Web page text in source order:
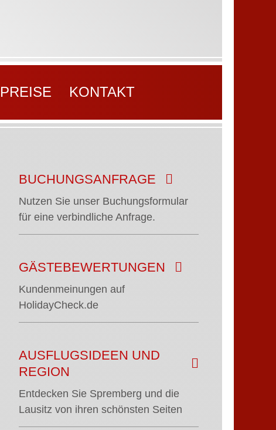
PREISE KONTAKT
BUCHUNGSANFRAGE
Nutzen Sie unser Buchungsformular
für eine verbindliche Anfrage.
GÄSTEBEWERTUNGEN
Kundenmeinungen auf
HolidayCheck.de
AUSFLUGSIDEEN UND
REGION
Entdecken Sie Spremberg und die
Lausitz von ihren schönsten Seiten